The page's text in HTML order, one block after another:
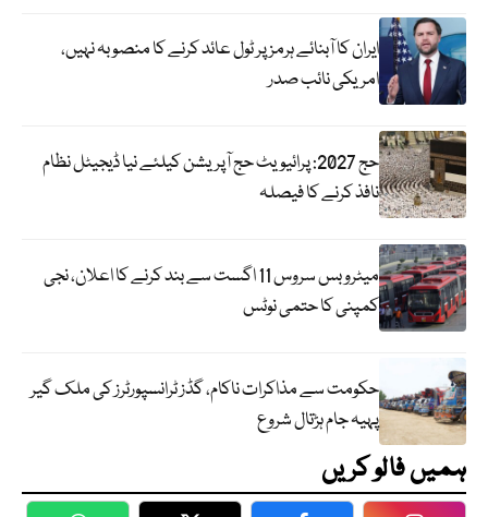
ایران کا آبنائے ہرمز پر ٹول عائد کرنے کا منصوبہ نہیں،
امریکی نائب صدر
حج 2027: پرائیویٹ حج آپریشن کیلئے نیا ڈیجیٹل نظام
نافذ کرنے کا فیصلہ
میٹرو بس سروس 11 اگست سے بند کرنے کا اعلان، نجی
کمپنی کا حتمی نوٹس
حکومت سے مذاکرات ناکام، گڈز ٹرانسپورٹرز کی ملک گیر
پہیہ جام ہڑتال شروع
ہمیں فالو کریں